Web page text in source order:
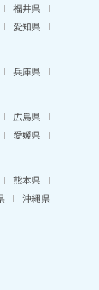
福井県
愛知県
兵庫県
広島県
愛媛県
熊本県
沖縄県